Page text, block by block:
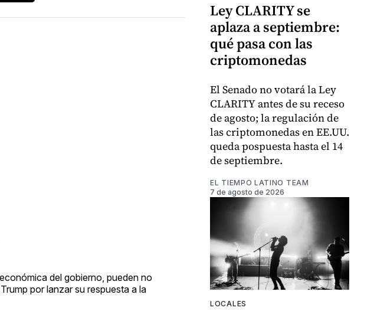
del gobierno, pueden no
por lanzar su respuesta a la
Ley CLARITY se
aplaza a septiembre:
qué pasa con las
criptomonedas
El Senado no votará la Ley
CLARITY antes de su receso
de agosto; la regulación de
las criptomonedas en EE.UU.
queda pospuesta hasta el 14
de septiembre.
EL TIEMPO LATINO TEAM
7 de agosto de 2026
LOCALES